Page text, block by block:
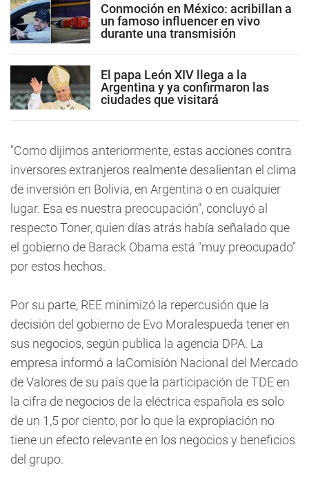
Conmoción en México: acribillan a
un famoso influencer en vivo
durante una transmisión
El papa León XIV llega a la
Argentina y ya confirmaron las
ciudades que visitará
"Como dijimos anteriormente, estas acciones contra
inversores extranjeros realmente desalientan el clima
de inversión en Bolivia, en Argentina o en cualquier
lugar. Esa es nuestra preocupación", concluyó al
respecto Toner, quien días atrás había señalado que
el gobierno de Barack Obama está "muy preocupado"
por estos hechos.
Por su parte, REE minimizó la repercusión que la
decisión del gobierno de Evo Moralespueda tener en
sus negocios, según publica la agencia DPA. La
empresa informó a laComisión Nacional del Mercado
de Valores de su país que la participación de TDE en
la cifra de negocios de la eléctrica española es solo
de un 1,5 por ciento, por lo que la expropiación no
tiene un efecto relevante en los negocios y beneficios
del grupo.